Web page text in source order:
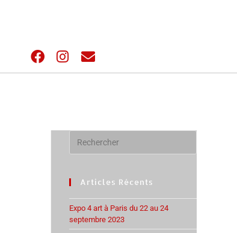
Articles Récents
Expo 4 art à Paris du 22 au 24
septembre 2023